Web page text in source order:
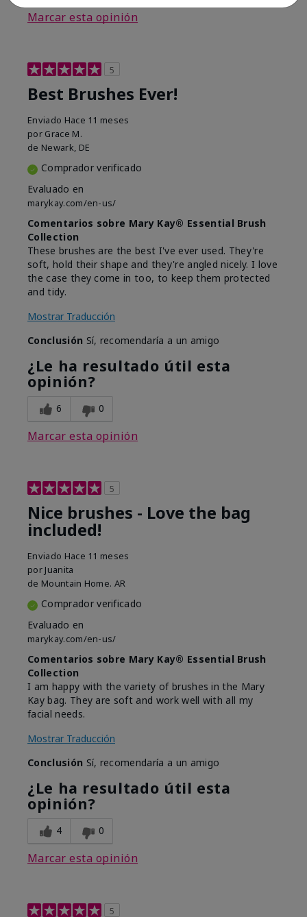
Marcar esta opinión
5
Best Brushes Ever!
Enviado Hace 11 meses
por Grace M.
de Newark, DE
Comprador verificado
Evaluado en
marykay.com/en-us/
Comentarios sobre Mary Kay® Essential Brush
Collection
These brushes are the best I've ever used. They're
soft, hold their shape and they're angled nicely. I love
the case they come in too, to keep them protected
and tidy.
Mostrar Traducción
Conclusión Sí, recomendaría a un amigo
¿Le ha resultado útil esta
opinión?
6 0
Marcar esta opinión
5
Nice brushes - Love the bag
included!
Enviado Hace 11 meses
por Juanita
de Mountain Home. AR
Comprador verificado
Evaluado en
marykay.com/en-us/
Comentarios sobre Mary Kay® Essential Brush
Collection
I am happy with the variety of brushes in the Mary
Kay bag. They are soft and work well with all my
facial needs.
Mostrar Traducción
Conclusión Sí, recomendaría a un amigo
¿Le ha resultado útil esta
opinión?
4 0
Marcar esta opinión
5